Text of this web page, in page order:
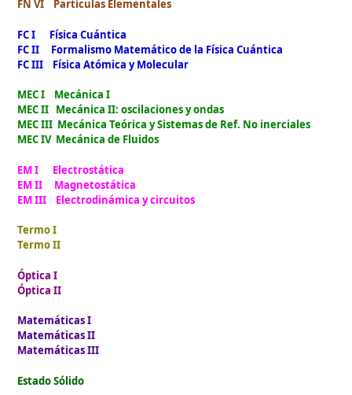
FN VI Partículas Elementales
FC I Física Cuántica
FC II Formalismo Matemático de la Física Cuántica
FC III Física Atómica y Molecular
MEC I Mecánica I
MEC II Mecánica II: oscilaciones y ondas
MEC III Mecánica Teórica y Sistemas de Ref. No inerciales
MEC IV Mecánica de Fluidos
EM I Electrostática
EM II Magnetostática
EM III Electrodinámica y circuitos
Termo I
Termo II
Óptica I
Óptica II
Matemáticas I
Matemáticas II
Matemáticas III
Estado Sólido